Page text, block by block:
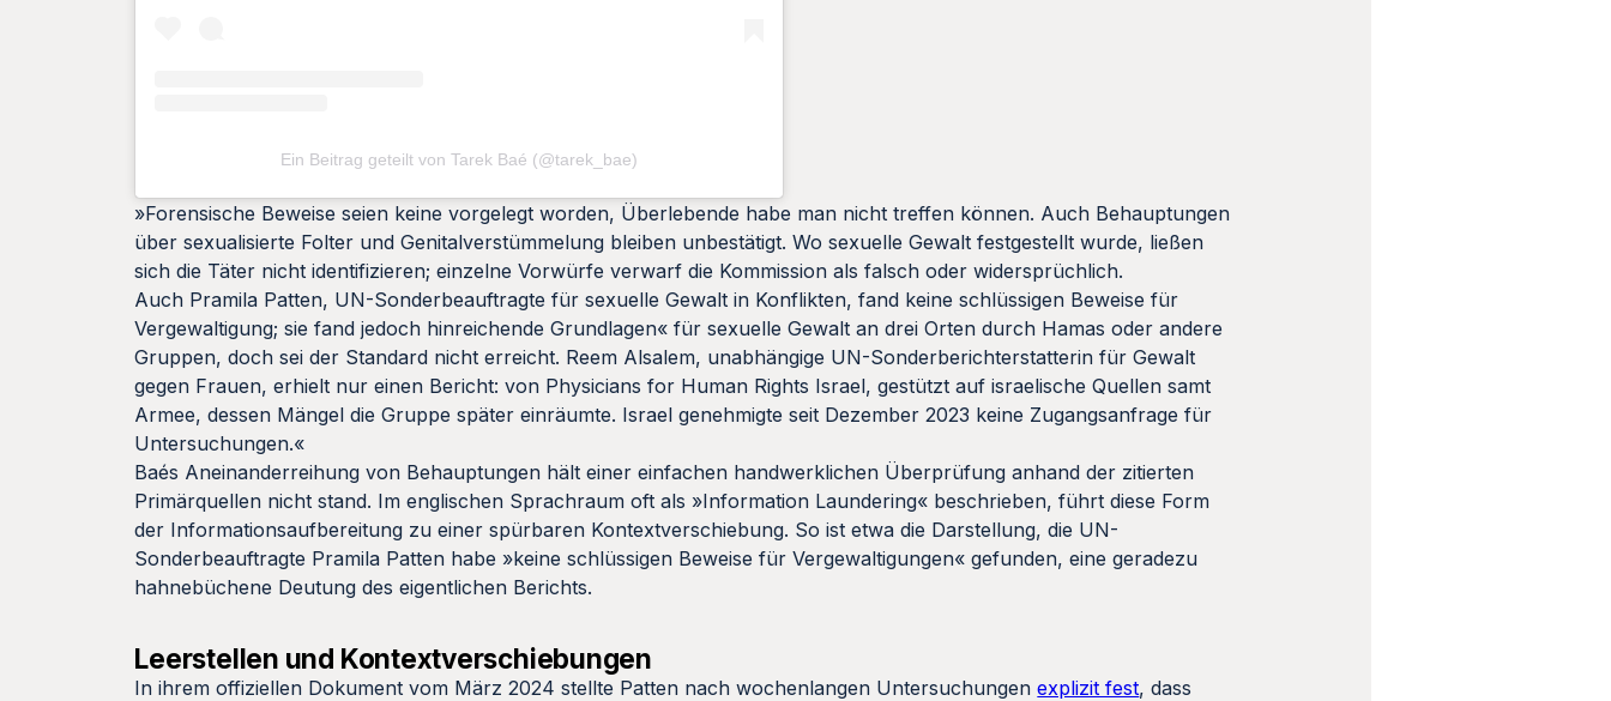
Ein Beitrag geteilt von Tarek Baé (@tarek_bae)
»Forensische Beweise seien keine vorgelegt worden, Überlebende habe man nicht treffen können. Auch Behauptungen
über sexualisierte Folter und Genitalverstümmelung bleiben unbestätigt. Wo sexuelle Gewalt festgestellt wurde, ließen
sich die Täter nicht identifizieren; einzelne Vorwürfe verwarf die Kommission als falsch oder widersprüchlich.
Auch Pramila Patten, UN-Sonderbeauftragte für sexuelle Gewalt in Konflikten, fand keine schlüssigen Beweise für
Vergewaltigung; sie fand jedoch hinreichende Grundlagen« für sexuelle Gewalt an drei Orten durch Hamas oder andere
Gruppen, doch sei der Standard nicht erreicht. Reem Alsalem, unabhängige UN-Sonderberichterstatterin für Gewalt
gegen Frauen, erhielt nur einen Bericht: von Physicians for Human Rights Israel, gestützt auf israelische Quellen samt
Armee, dessen Mängel die Gruppe später einräumte. Israel genehmigte seit Dezember 2023 keine Zugangsanfrage für
Untersuchungen.«
Baés Aneinanderreihung von Behauptungen hält einer einfachen handwerklichen Überprüfung anhand der zitierten
Primärquellen nicht stand. Im englischen Sprachraum oft als »Information Laundering« beschrieben, führt diese Form
der Informationsaufbereitung zu einer spürbaren Kontextverschiebung. So ist etwa die Darstellung, die UN-
Sonderbeauftragte Pramila Patten habe »keine schlüssigen Beweise für Vergewaltigungen« gefunden, eine geradezu
hahnebüchene Deutung des eigentlichen Berichts.
Leerstellen und Kontextverschiebungen
In ihrem offiziellen Dokument vom März 2024 stellte Patten nach wochenlangen Untersuchungenexplizit fest, dass